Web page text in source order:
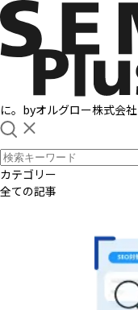
に。 byオルグロー株式会社
カテゴリー
全ての記事